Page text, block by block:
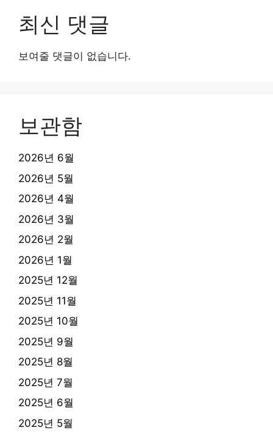
최신 댓글
보여줄 댓글이 없습니다.
보관함
2026년 6월
2026년 5월
2026년 4월
2026년 3월
2026년 2월
2026년 1월
2025년 12월
2025년 11월
2025년 10월
2025년 9월
2025년 8월
2025년 7월
2025년 6월
2025년 5월